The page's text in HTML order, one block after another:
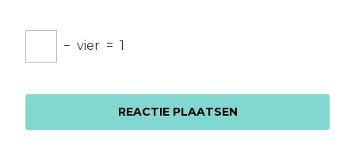
− vier = 1